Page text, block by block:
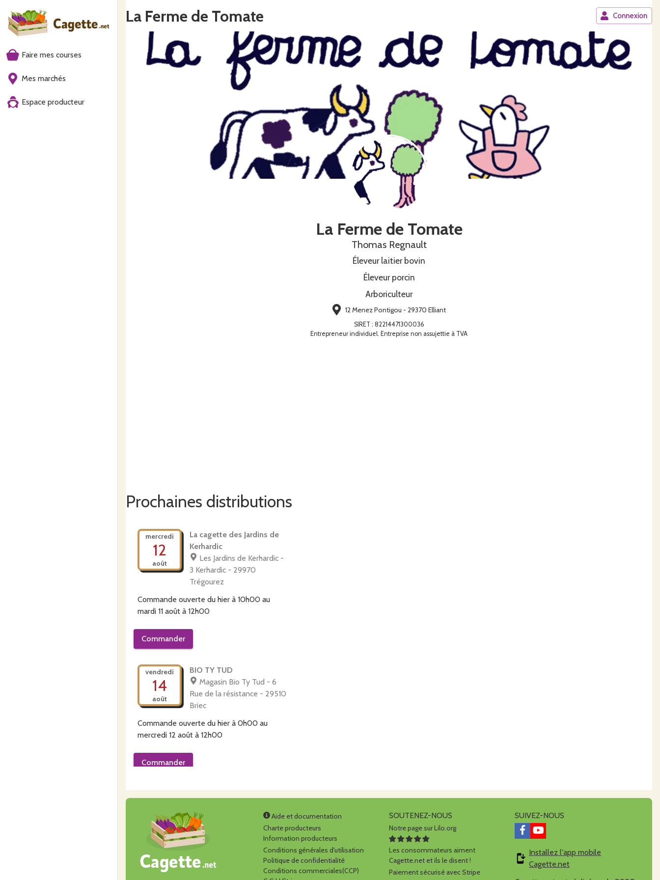
Faire mes courses
Mes marchés
Espace producteur
La Ferme de Tomate Connexion
La Ferme de Tomate
Thomas Regnault
Éleveur laitier bovin
Éleveur porcin
Arboriculteur
12 Menez Pontigou - 29370 Elliant
SIRET : 82214471300036
Entrepreneur individuel. Entreprise non assujettie à TVA
Prochaines distributions
mercredi
12
août
La cagette des Jardins de
Kerhardic
Les Jardins de Kerhardic -
3 Kerhardic - 29970
Trégourez
Commande ouverte du hier à 10h00 au
mardi 11 août à 12h00
Commander
vendredi
14
août
BIO TY TUD
Magasin Bio Ty Tud - 6
Rue de la résistance - 29510
Briec
Commande ouverte du hier à 0h00 au
mercredi 12 août à 12h00
Commander
Aide et documentation
Charte producteurs
Information producteurs
Conditions générales d'utilisation
Politique de confidentialité
Conditions commerciales(CCP)
SOUTENEZ-NOUS
Notre page sur Lilo.org
Les consommateurs aiment
Cagette.net et ils le disent !
Paiement sécurisé avec Stripe
SUIVEZ-NOUS
Installez l'app mobile
Cagette.net